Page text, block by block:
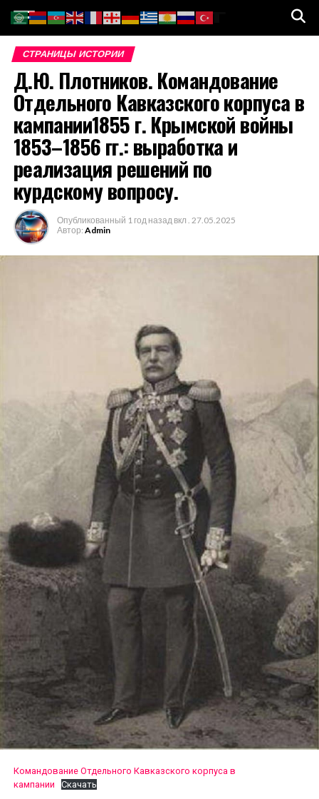
СТРАНИЦЫ ИСТОРИИ
Д.Ю. Плотников. Командование
Отдельного Кавказского корпуса в
кампании1855 г. Крымской войны
1853–1856 гг.: выработка и
реализация решений по
курдскому вопросу.
Опубликованный 1 год назад вкл . 27.05.2025
Автор: Admin
Командование Отдельного Кавказского корпуса в
кампании
Скачать
Go to mobile version